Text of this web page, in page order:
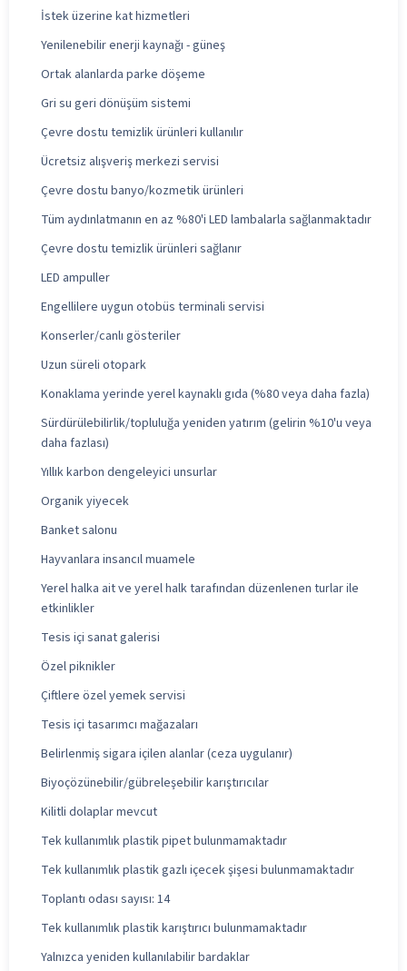
İstek üzerine kat hizmetleri
Yenilenebilir enerji kaynağı - güneş
Ortak alanlarda parke döşeme
Gri su geri dönüşüm sistemi
Çevre dostu temizlik ürünleri kullanılır
Ücretsiz alışveriş merkezi servisi
Çevre dostu banyo/kozmetik ürünleri
Tüm aydınlatmanın en az %80'i LED lambalarla sağlanmaktadır
Çevre dostu temizlik ürünleri sağlanır
LED ampuller
Engellilere uygun otobüs terminali servisi
Konserler/canlı gösteriler
Uzun süreli otopark
Konaklama yerinde yerel kaynaklı gıda (%80 veya daha fazla)
Sürdürülebilirlik/topluluğa yeniden yatırım (gelirin %10'u veya
daha fazlası)
Yıllık karbon dengeleyici unsurlar
Organik yiyecek
Banket salonu
Hayvanlara insancıl muamele
Yerel halka ait ve yerel halk tarafından düzenlenen turlar ile
etkinlikler
Tesis içi sanat galerisi
Özel piknikler
Çiftlere özel yemek servisi
Tesis içi tasarımcı mağazaları
Belirlenmiş sigara içilen alanlar (ceza uygulanır)
Biyoçözünebilir/gübreleşebilir karıştırıcılar
Kilitli dolaplar mevcut
Tek kullanımlık plastik pipet bulunmamaktadır
Tek kullanımlık plastik gazlı içecek şişesi bulunmamaktadır
Toplantı odası sayısı: 14
Tek kullanımlık plastik karıştırıcı bulunmamaktadır
Yalnızca yeniden kullanılabilir bardaklar